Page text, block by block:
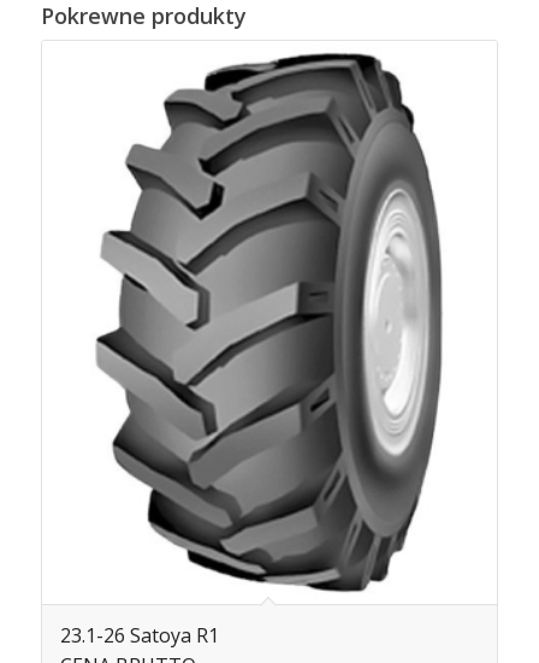
Pokrewne produkty
23.1-26 Satoya R1